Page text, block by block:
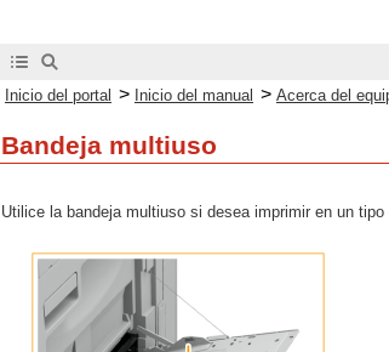
Inicio del portal > Inicio del manual > Acerca del
Bandeja multiuso
Utilice la bandeja multiuso si desea imprimir en un